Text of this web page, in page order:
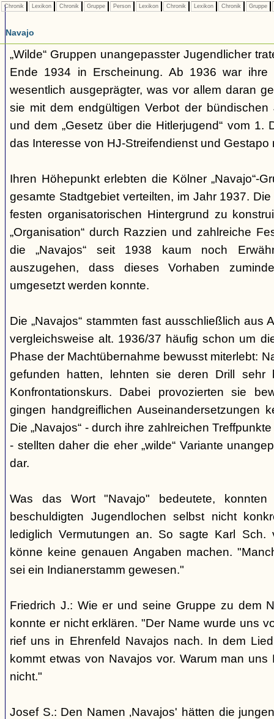
Chronik Lexikon Chronik Gruppe Person Lexikon Chronik Lexikon Chronik Gruppe
Navajo
„Wilde“ Gruppen unangepasster Jugendlicher
Ende 1934 in Erscheinung. Ab 1936 war ihre
wesentlich ausgeprägter, was vor allem daran
sie mit dem endgültigen Verbot der
und dem „Gesetz über die Hitlerjugend“ vom 1.
das Interesse von HJ-Streifendienst und Gestapo
Ihren Höhepunkt erlebten die Kölner „Navajo“-
gesamte Stadtgebiet verteilten, im Jahr 1937.
festen organisatorischen Hintergrund zu
„Organisation“ durch Razzien und zahlreiche
die „Navajos“ seit 1938 kaum noch
auszugehen, dass dieses Vorhaben
umgesetzt werden konnte.
Die „Navajos“ stammten fast ausschließlich aus
vergleichsweise alt. 1936/37 häufig schon um
Phase der Machtübernahme bewusst miterlebt:
gefunden hatten, lehnten sie deren Drill
Konfrontationskurs. Dabei provozierten sie
gingen handgreiflichen Auseinandersetzungen
Die „Navajos“ - durch ihre zahlreichen
- stellten daher die eher „wilde“ Variante
dar.
Was das Wort "Navajo" bedeutete, konnten
beschuldigten Jugendlochen selbst nicht
lediglich Vermutungen an. So sagte Karl
könne keine genauen Angaben machen.
sei ein Indianerstamm gewesen."
Friedrich J.: Wie er und seine Gruppe zu dem
konnte er nicht erklären. "Der Name wurde uns
rief uns in Ehrenfeld Navajos nach. In dem
kommt etwas von Navajos vor. Warum man
nicht."
Josef S.: Den Namen ‚Navajos' hätten die